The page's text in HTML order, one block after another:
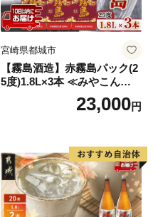
宮崎県都城市
【霧島酒造】赤霧島パック(2
5度)1.8L×3本 ≪みやこんじょ
特急便≫_23-07-K03P-1800-3
23,000円